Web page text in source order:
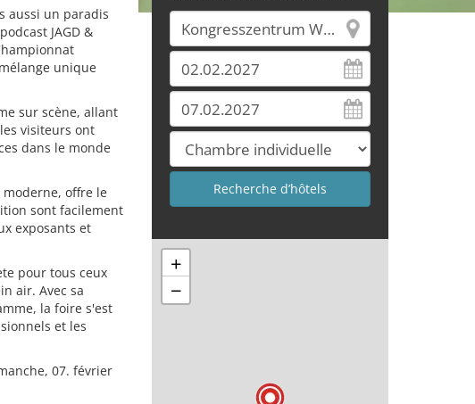
aussi un paradis
JAGD &
unique
sur scène, allant
visiteurs ont
dans le monde
offre le
sont facilement
exposants et
pour tous ceux
air. Avec sa
la foire s'est
et les
07. février
+
−